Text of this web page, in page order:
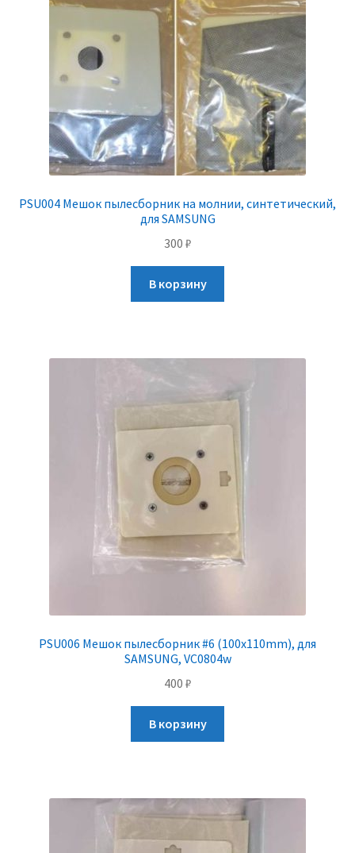
PSU004 Мешок пылесборник на молнии, синтетический,
для SAMSUNG
300 ₽
В корзину
PSU006 Мешок пылесборник #6 (100x110mm), для
SAMSUNG, VC0804w
400 ₽
В корзину